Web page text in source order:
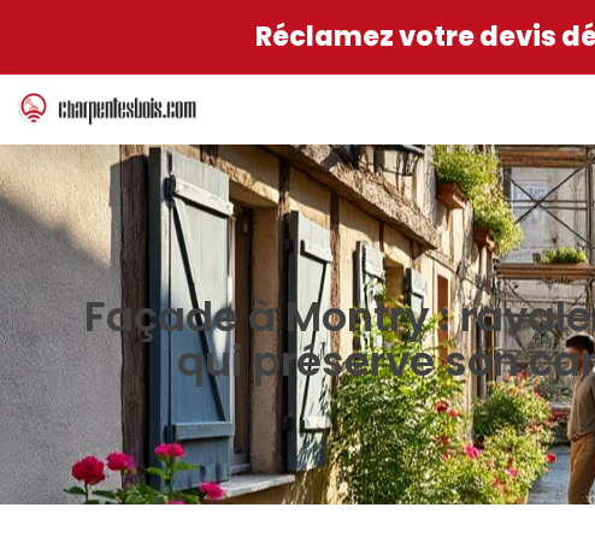
Réclamez votre devis
Façade à Montry :
qui préserve son